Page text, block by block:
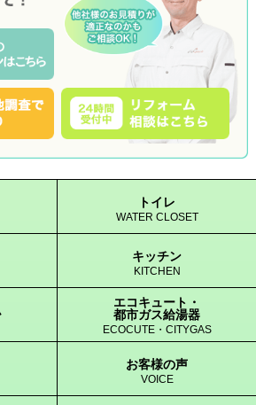
トイレ
WATER CLOSET
キッチン
KITCHEN
エコキュート・
都市ガス給湯器
ECOCUTE・CITYGAS
お客様の声
VOICE